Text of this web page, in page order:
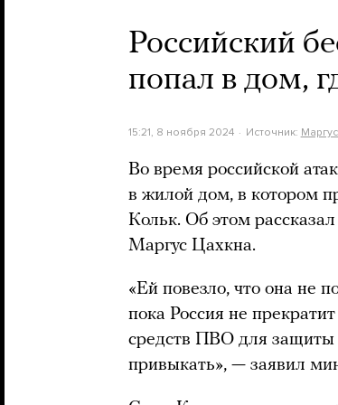
Российский
попал в дом,
15:21, 8 ноября 2024 Источник:
Во время российской
в жилой дом, в котором
Кольк. Об этом
Маргус Цахкна.
«Ей повезло, что она не
пока Россия не
средств ПВО для
привыкать», — заявил